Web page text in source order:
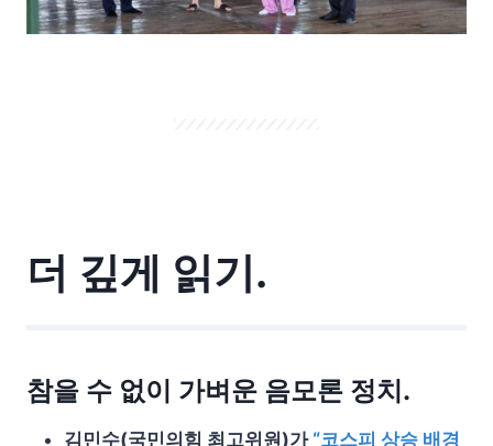
더 깊게 읽기.
참을 수 없이 가벼운 음모론 정치.
김민수(국민의힘 최고위원)가 “코스피 상승 배경